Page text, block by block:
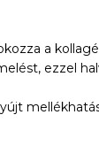
a
ezzel